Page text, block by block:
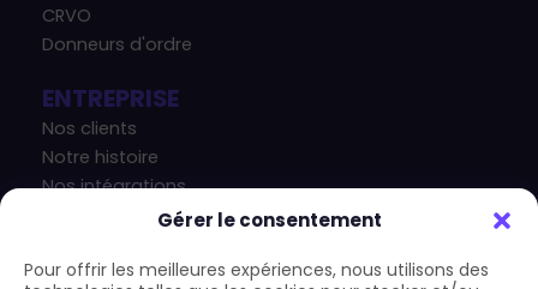
Gérer le consentement
Pour offrir les meilleures expériences, nous utilisons des
CRVO
Donneurs d'ordre
ENTREPRISE
Nos clients
Notre histoire
Nos intégrations
Nos actualités